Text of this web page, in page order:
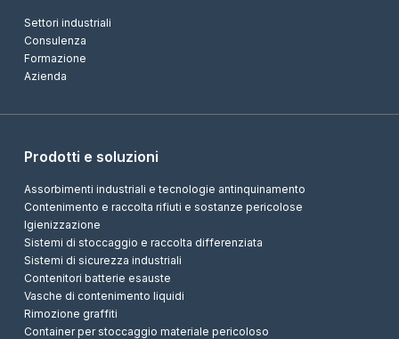
Settori industriali
Consulenza
Formazione
Azienda
Prodotti e soluzioni
Assorbimenti industriali e tecnologie antinquinamento
Contenimento e raccolta rifiuti e sostanze pericolose
Igienizzazione
Sistemi di stoccaggio e raccolta differenziata
Sistemi di sicurezza industriali
Contenitori batterie esauste
Vasche di contenimento liquidi
Rimozione graffiti
Container per stoccaggio materiale pericoloso